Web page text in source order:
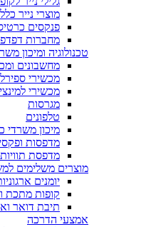
מוצרי נייר
פנקסים
מחברות
טכנולוגיה ומיכון
מחשבונים
מכשירי
מכשירי
מגרסות
טלפונים
מיכון משרדי
מדפסות
מדפסת
מוצרים משלימים
יומנים
קופות מתכת
תיבת דואר
אמצעי הדרכה